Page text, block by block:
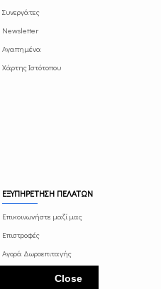
Close
Συνεργάτες
Newsletter
Αγαπημένα
Χάρτης Ιστότοπου
ΕΞΥΠΗΡΕΤΗΣΗ ΠΕΛΑΤΩΝ
Επικοινωνήστε μαζί μας
Επιστροφές
Αγορά Δωροεπιταγής